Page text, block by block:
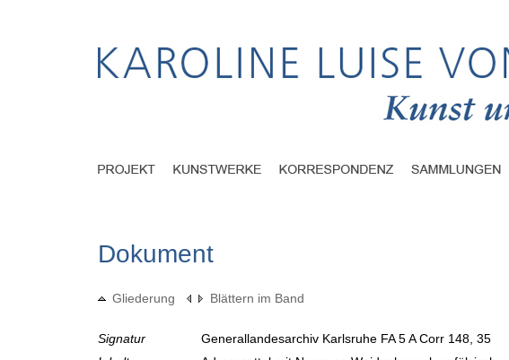
Dokument
Gliederung Blättern im Band
Signatur
Generallandesarchiv Karlsruhe FA 5 A Corr 148, 35